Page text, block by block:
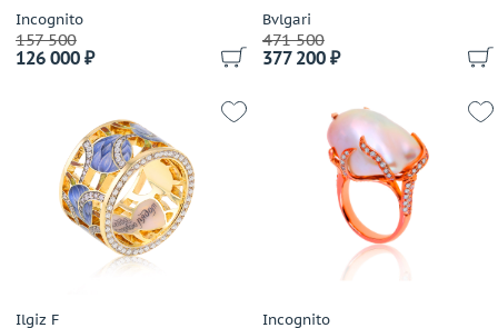
Casa Gi
Casato
Cassa Forte
Chanel
Chantecler
Chaumet
Chiampesan
Chimento
Chopard
Incognito
157 500
126 000 ₽
Bvlgari
471 500
377 200 ₽
Ilgiz F Incognito